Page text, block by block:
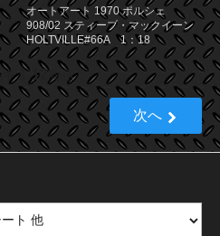
オートアート 1970 ポルシェ
908/02 スティーブ・マックイーン
HOLTVILLE#66A 1：18
中1-12商品
次へ